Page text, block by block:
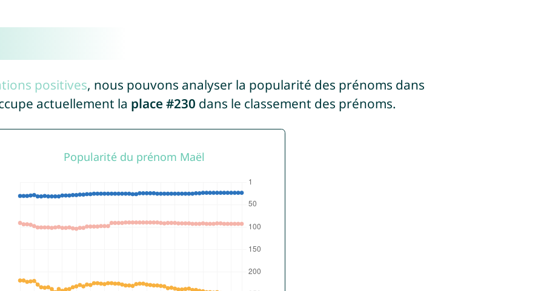
positives, nous pouvons analyser la popularité des prénoms dans
actuellement la place #230 dans le classement des prénoms.